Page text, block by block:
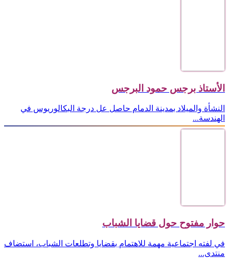
الأستاذ برجس حمود البرجس
النشأة والميلاد بمدينة الدمام حاصل عل درجة البكالوريوس في
الهندسة...
حوار مفتوح حول قضايا الشباب
في لفته اجتماعية مهمة للاهتمام بقضايا وتطلعات الشباب، استضاف
منتدى...